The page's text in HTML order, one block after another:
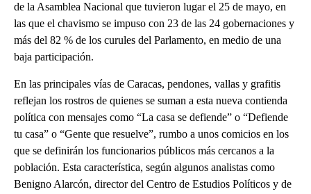
de la Asamblea Nacional que tuvieron lugar el 25 de mayo, en
las que el chavismo se impuso con 23 de las 24 gobernaciones y
más del 82 % de los curules del Parlamento, en medio de una
baja participación.
En las principales vías de Caracas, pendones, vallas y grafitis
reflejan los rostros de quienes se suman a esta nueva contienda
política con mensajes como “La casa se defiende” o “Defiende
tu casa” o “Gente que resuelve”, rumbo a unos comicios en los
que se definirán los funcionarios públicos más cercanos a la
población. Esta característica, según algunos analistas como
Benigno Alarcón, director del Centro de Estudios Políticos y de